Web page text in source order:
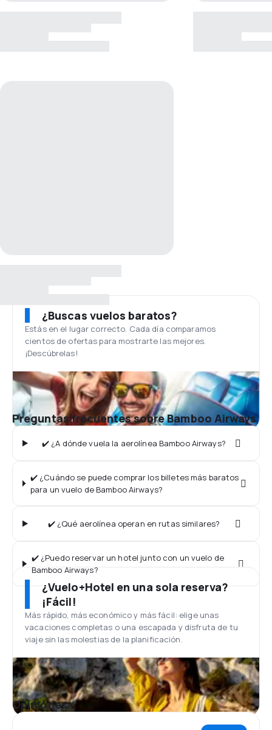
¿Buscas vuelos baratos?
Estás en el lugar correcto. Cada día comparamos
cientos de ofertas para mostrarte las mejores.
¡Descúbrelas!
Preguntas frecuentes sobre Bamboo Airways
✔️ ¿A dónde vuela la aerolínea Bamboo Airways?
✔️ ¿Cuándo se puede comprar los billetes más baratos
para un vuelo de Bamboo Airways?
✔️ ¿Qué aerolínea operan en rutas similares?
✔️ ¿Puedo reservar un hotel junto con un vuelo de
Bamboo Airways?
¿Vuelo+Hotel en una sola reserva?
¡Fácil!
Más rápido, más económico y más fácil: elige unas
vacaciones completas o una escapada y disfruta de tu
viaje sin las molestias de la planificación.
Opiniones